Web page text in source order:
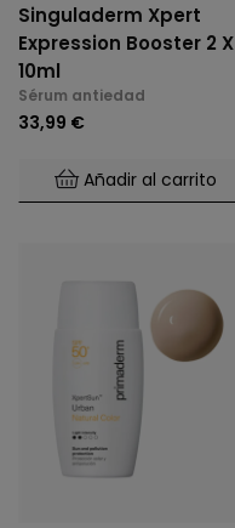
Singuladerm Xpert
Expression Booster 2 X
10ml
Sérum antiedad
33,99 €
Añadir al carrito